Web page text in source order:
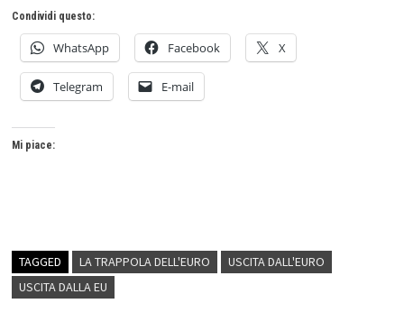
Condividi questo:
WhatsApp Facebook X
Telegram E-mail
Mi piace:
TAGGED LA TRAPPOLA DELL'EURO
USCITA DALL'EURO
USCITA DALLA EU